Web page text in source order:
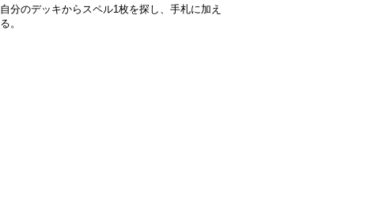
自分のデッキからスペル1枚を探し、手札に加え
る。